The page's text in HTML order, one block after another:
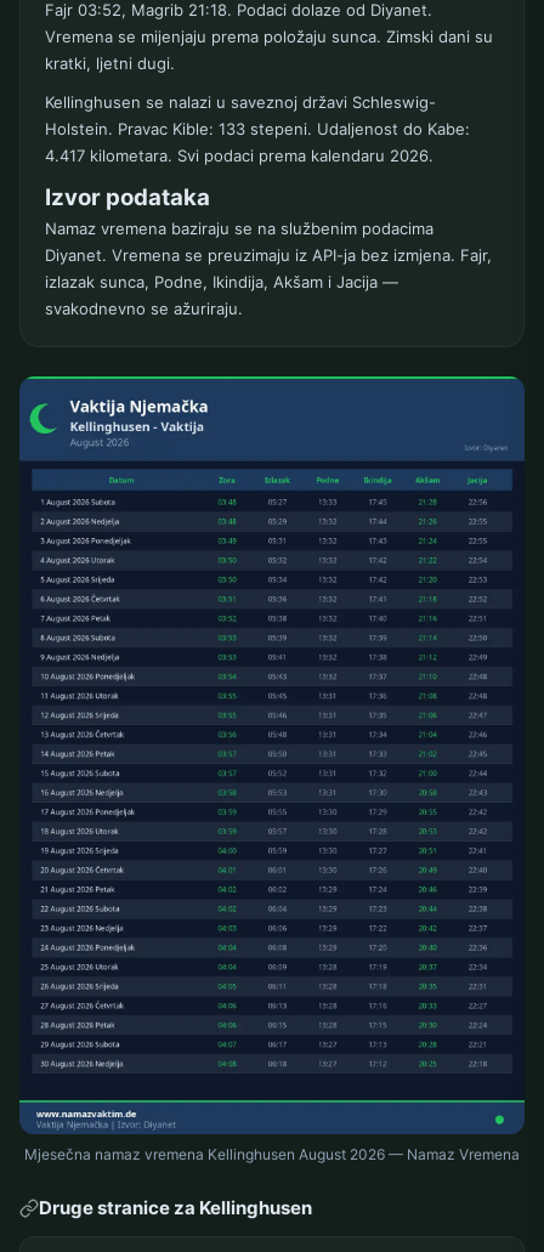
Fajr 03:52, Magrib 21:18. Podaci dolaze od Diyanet.
Vremena se mijenjaju prema položaju sunca. Zimski dani su
kratki, ljetni dugi.
Kellinghusen se nalazi u saveznoj državi Schleswig-
Holstein. Pravac Kible: 133 stepeni. Udaljenost do Kabe:
4.417 kilometara. Svi podaci prema kalendaru 2026.
Izvor podataka
Namaz vremena baziraju se na službenim podacima
Diyanet. Vremena se preuzimaju iz API-ja bez izmjena. Fajr,
izlazak sunca, Podne, Ikindija, Akšam i Jacija —
svakodnevno se ažuriraju.
Mjesečna namaz vremena Kellinghusen August 2026 — Namaz Vremena
Druge stranice za Kellinghusen